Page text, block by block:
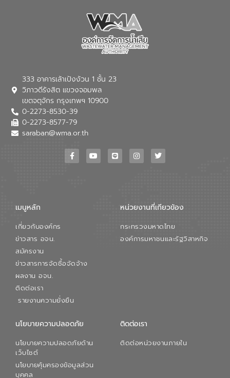
333 อาคารเล้าเป้งง้วน 1 ชั้น 23
วิภาวดีรังสิต แขวงจอมพล
เขตจตุจักร กรุงเทพฯ 10900
0-2273-8530-39
0-2273-8577-79
saraban@wma.or.th
เมนูหลัก
เกี่ยวกับองค์กร
ข่าวสาร อจน.
สมัครงาน
ข่าวสารการจัดซื้อจัดจ้าง
ผลงาน อจน.
ติดต่อเรา
รายงานความยั่งยืน
หน่วยงานที่เกียวข้อง
กระทรวงมหาดไทย
องค์การมหาชนและรัฐวิสาหกิจ
นโยบายความปลอดภัย
นโยบายความปลอดภัยด้าน
เว็บไซต์
นโยบายคุ้มครองข้อมูลส่วน
บุคคล
ติดต่อเรา
ติดต่อหน่วยงานภายใน